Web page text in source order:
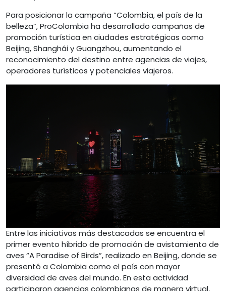
Para posicionar la campaña “Colombia, el país de la
belleza”, ProColombia ha desarrollado campañas de
promoción turística en ciudades estratégicas como
Beijing, Shanghái y Guangzhou, aumentando el
reconocimiento del destino entre agencias de viajes,
operadores turísticos y potenciales viajeros.
Entre las iniciativas más destacadas se encuentra el
primer evento híbrido de promoción de avistamiento de
aves “A Paradise of Birds”, realizado en Beijing, donde se
presentó a Colombia como el país con mayor
diversidad de aves del mundo. En esta actividad
participaron agencias colombianas de manera virtual,